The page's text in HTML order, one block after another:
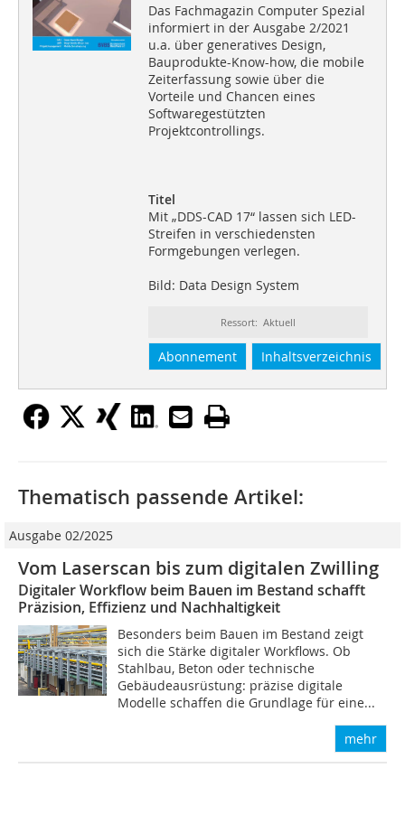
Das Fachmagazin Computer Spezial
informiert in der Ausgabe 2/2021
u.a. über generatives Design,
Bauprodukte-Know-how, die mobile
Zeiterfassung sowie über die
Vorteile und Chancen eines
Softwaregestützten
Projektcontrollings.
Titel
Mit „DDS-CAD 17“ lassen sich LED-
Streifen in verschiedensten
Formgebungen verlegen.
Bild: Data Design System
Ressort: Aktuell
Abonnement Inhaltsverzeichnis
Thematisch passende Artikel:
Ausgabe 02/2025
Vom Laserscan bis zum digitalen Zwilling
Digitaler Workflow beim Bauen im Bestand schafft
Präzision, Effizienz und Nachhaltigkeit
Besonders beim Bauen im Bestand zeigt
sich die Stärke digitaler Workflows. Ob
Stahlbau, Beton oder technische
Gebäudeausrüstung: präzise digitale
Modelle schaffen die Grundlage für eine...
mehr